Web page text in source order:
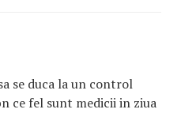
se duca la un control
ce fel sunt medicii in ziua